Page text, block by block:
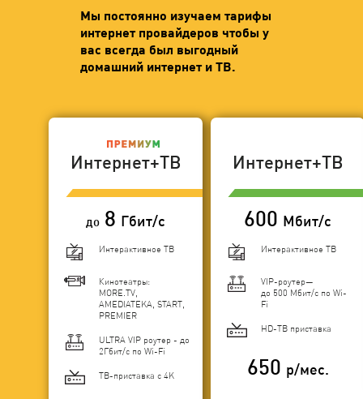
Мы постоянно изучаем тарифы
интернет провайдеров чтобы у
вас всегда был выгодный
домашний интернет и ТВ.
Интернет+ТВ
до 8 Гбит/с
Интерактивное ТВ
Кинотеатры:
MORE.TV,
AMEDIATEKA, START,
PREMIER
ULTRA VIP роутер - до
2Гбит/c по Wi-Fi
ТВ-приставка с 4K
Интернет+ТВ
600 Мбит/с
Интерактивное ТВ
VIP-роутер—
до 500 Мбит/с по Wi-
Fi
HD-ТВ приставка
650 р/мес.